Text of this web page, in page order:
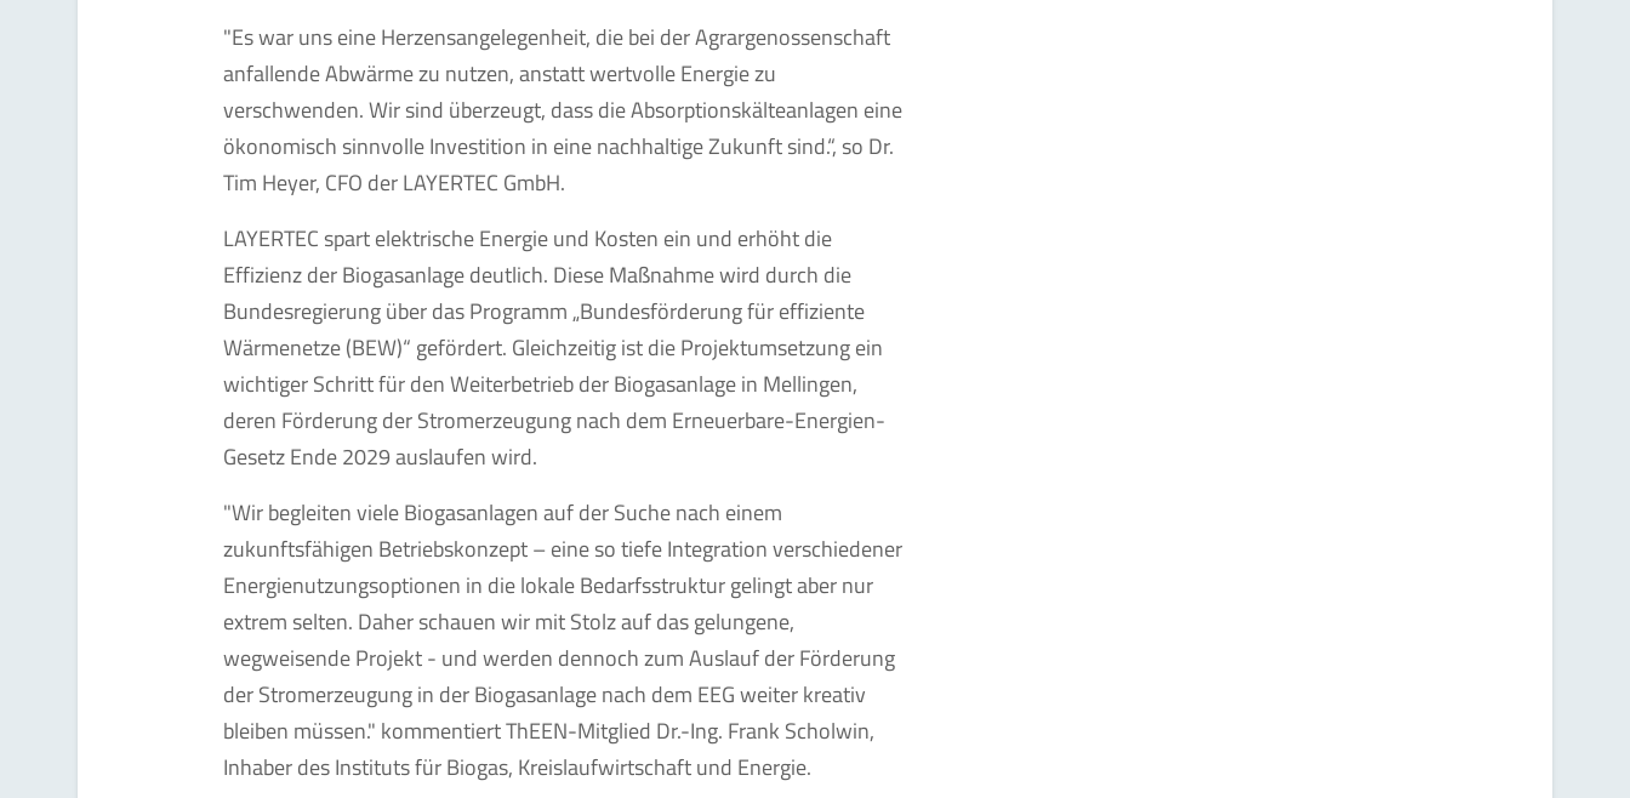
"Es war uns eine Herzensangelegenheit, die bei der Agrargenossenschaft
anfallende Abwärme zu nutzen, anstatt wertvolle Energie zu
verschwenden. Wir sind überzeugt, dass die Absorptionskälteanlagen eine
ökonomisch sinnvolle Investition in eine nachhaltige Zukunft sind.“, so Dr.
Tim Heyer, CFO der LAYERTEC GmbH.
LAYERTEC spart elektrische Energie und Kosten ein und erhöht die
Effizienz der Biogasanlage deutlich. Diese Maßnahme wird durch die
Bundesregierung über das Programm „Bundesförderung für effiziente
Wärmenetze (BEW)“ gefördert. Gleichzeitig ist die Projektumsetzung ein
wichtiger Schritt für den Weiterbetrieb der Biogasanlage in Mellingen,
deren Förderung der Stromerzeugung nach dem Erneuerbare-Energien-
Gesetz Ende 2029 auslaufen wird.
"Wir begleiten viele Biogasanlagen auf der Suche nach einem
zukunftsfähigen Betriebskonzept – eine so tiefe Integration verschiedener
Energienutzungsoptionen in die lokale Bedarfsstruktur gelingt aber nur
extrem selten. Daher schauen wir mit Stolz auf das gelungene,
wegweisende Projekt - und werden dennoch zum Auslauf der Förderung
der Stromerzeugung in der Biogasanlage nach dem EEG weiter kreativ
bleiben müssen." kommentiert ThEEN-Mitglied Dr.-Ing. Frank Scholwin,
Inhaber des Instituts für Biogas, Kreislaufwirtschaft und Energie.